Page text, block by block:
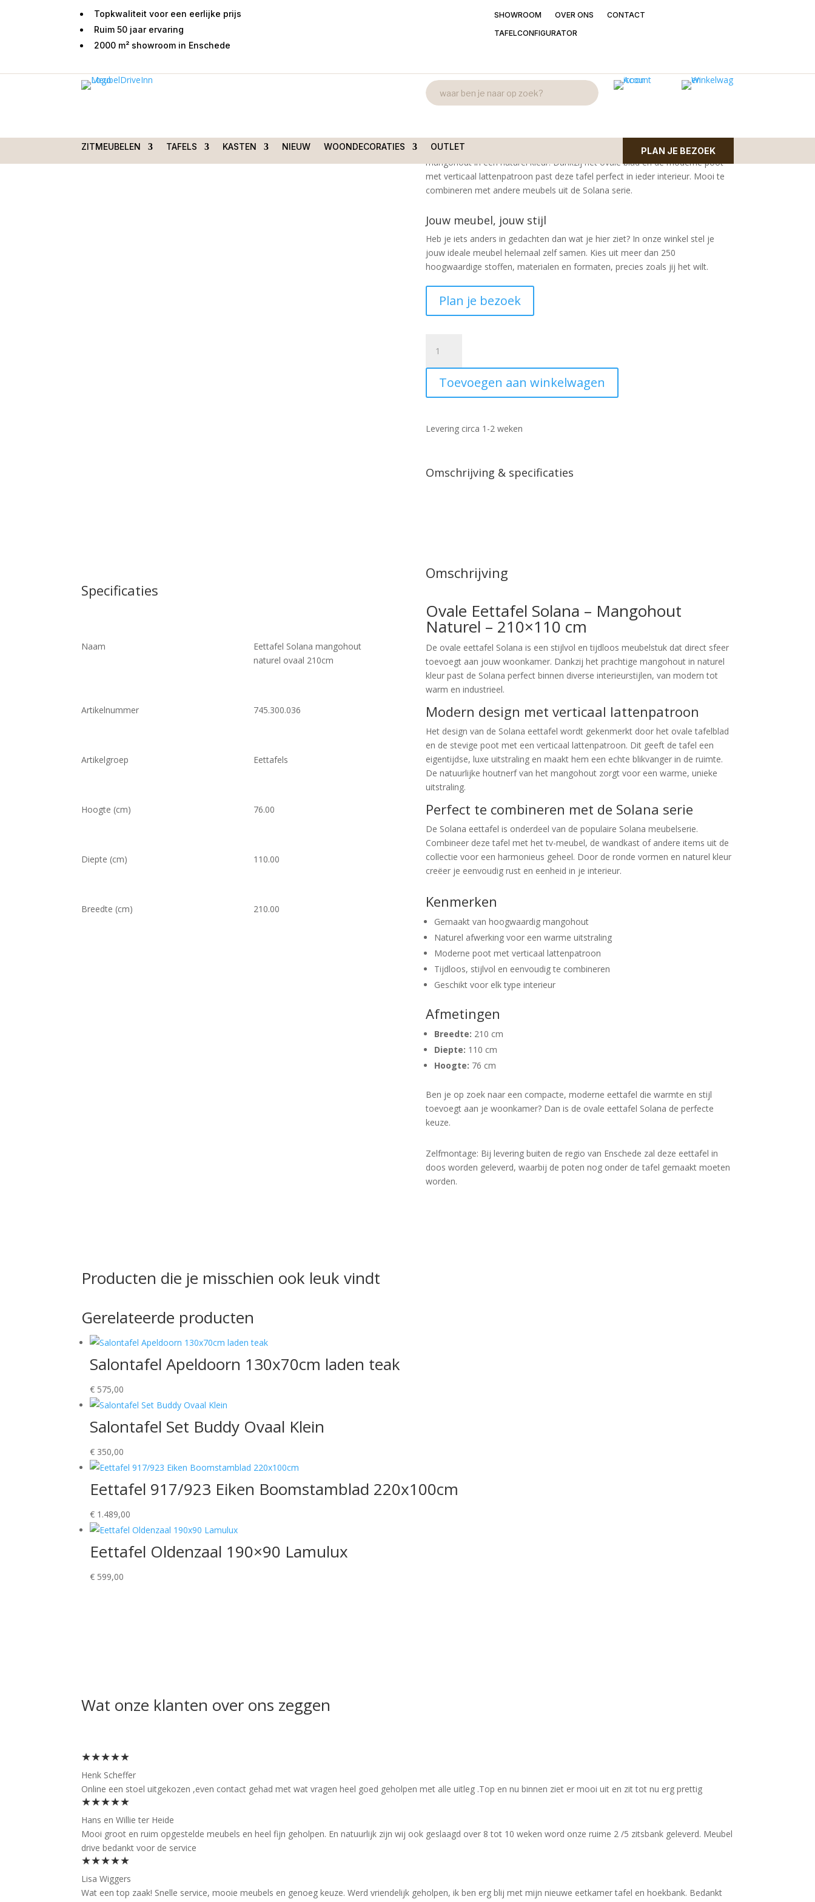
Topkwaliteit voor een eerlijke prijs
Ruim 50 jaar ervaring
2000 m² showroom in Enschede
SHOWROOM OVER ONS
CONTACT
TAFELCONFIGURATOR
ZITMEUBELEN TAFELS KASTEN NIEUW WOONDECORATIES OUTLET PLAN JE BEZOEK
ovaal 210cm
De ovale eettafel Solana (210 cm) is een stijlvol en tijdloos item, gemaakt van
mangohout in een naturel kleur. Dankzij het ovale blad en de moderne poot
met verticaal lattenpatroon past deze tafel perfect in ieder interieur. Mooi te
combineren met andere meubels uit de Solana serie.
Jouw meubel, jouw stijl
Heb je iets anders in gedachten dan wat je hier ziet? In onze winkel stel je
jouw ideale meubel helemaal zelf samen. Kies uit meer dan 250
hoogwaardige stoffen, materialen en formaten, precies zoals jij het wilt.
Plan je bezoek
Solana
mangohout
naturel
ovaal
aantal
Toevoegen aan winkelwagen
Levering circa 1-2 weken
Omschrijving & specificaties
Specificaties
Naam
Eettafel Solana mangohout
naturel ovaal 210cm
Artikelnummer 745.300.036
Artikelgroep Eettafels
Hoogte (cm) 76.00
Diepte (cm) 110.00
Breedte (cm) 210.00
Omschrijving
Ovale Eettafel Solana – Mangohout
Naturel – 210×110 cm
De ovale eettafel Solana is een stijlvol en tijdloos meubelstuk dat direct sfeer
toevoegt aan jouw woonkamer. Dankzij het prachtige mangohout in naturel
kleur past de Solana perfect binnen diverse interieurstijlen, van modern tot
warm en industrieel.
Modern design met verticaal lattenpatroon
Het design van de Solana eettafel wordt gekenmerkt door het ovale tafelblad
en de stevige poot met een verticaal lattenpatroon. Dit geeft de tafel een
eigentijdse, luxe uitstraling en maakt hem een echte blikvanger in de ruimte.
De natuurlijke houtnerf van het mangohout zorgt voor een warme, unieke
uitstraling.
Perfect te combineren met de Solana serie
De Solana eettafel is onderdeel van de populaire Solana meubelserie.
Combineer deze tafel met het tv-meubel, de wandkast of andere items uit de
collectie voor een harmonieus geheel. Door de ronde vormen en naturel kleur
creëer je eenvoudig rust en eenheid in je interieur.
Kenmerken
Gemaakt van hoogwaardig mangohout
Naturel afwerking voor een warme uitstraling
Moderne poot met verticaal lattenpatroon
Tijdloos, stijlvol en eenvoudig te combineren
Geschikt voor elk type interieur
Afmetingen
Breedte: 210 cm
Diepte: 110 cm
Hoogte: 76 cm
Ben je op zoek naar een compacte, moderne eettafel die warmte en stijl
toevoegt aan je woonkamer? Dan is de ovale eettafel Solana de perfecte
keuze.
Zelfmontage: Bij levering buiten de regio van Enschede zal deze eettafel in
doos worden geleverd, waarbij de poten nog onder de tafel gemaakt moeten
worden.
Producten die je misschien ook leuk vindt
Gerelateerde producten
Salontafel Apeldoorn 130x70cm laden teak
€ 575,00
Salontafel Set Buddy Ovaal Klein
€ 350,00
Eettafel 917/923 Eiken Boomstamblad 220x100cm
€ 1.489,00
Eettafel Oldenzaal 190×90 Lamulux
€ 599,00
Wat onze klanten over ons zeggen
★★★★★
Henk Scheffer
Online een stoel uitgekozen ,even contact gehad met wat vragen heel goed geholpen met alle uitleg .Top en nu binnen ziet er mooi uit en zit tot nu erg prettig
★★★★★
Hans en Willie ter Heide
Mooi groot en ruim opgestelde meubels en heel fijn geholpen. En natuurlijk zijn wij ook geslaagd over 8 tot 10 weken word onze ruime 2 /5 zitsbank geleverd. Meubel
drive bedankt voor de service
★★★★★
Lisa Wiggers
Wat een top zaak! Snelle service, mooie meubels en genoeg keuze. Werd vriendelijk geholpen, ik ben erg blij met mijn nieuwe eetkamer tafel en hoekbank. Bedankt